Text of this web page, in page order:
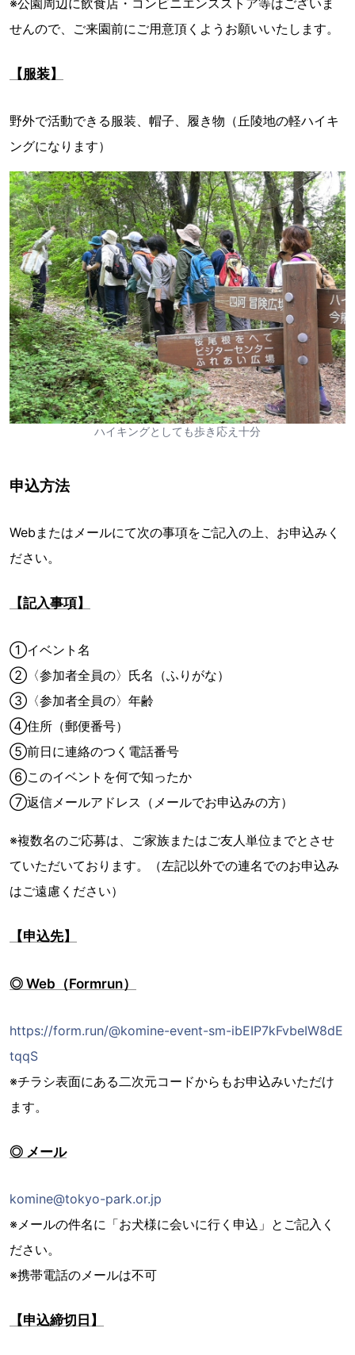
せんので、ご来園前にご用意頂くようお願いいたします。
【服装】
野外で活動できる服装、帽子、履き物（丘陵地の軽ハイキ
ングになります）
ハイキングとしても歩き応え十分
申込方法
Webまたはメールにて次の事項をご記入の上、お申込みく
ださい。
【記入事項】
①イベント名
②〈参加者全員の〉氏名（ふりがな）
③〈参加者全員の〉年齢
④住所（郵便番号）
⑤前日に連絡のつく電話番号
⑥このイベントを何で知ったか
⑦返信メールアドレス（メールでお申込みの方）
※複数名のご応募は、ご家族またはご友人単位までとさせ
ていただいております。（左記以外での連名でのお申込み
はご遠慮ください）
【申込先】
◎ Web（Formrun）
https://form.run/@komine-event-sm-ibEIP7kFvbeIW8dE
tqqS
※チラシ表面にある二次元コードからもお申込みいただけ
ます。
◎ メール
komine@tokyo-park.or.jp
※メールの件名に「お犬様に会いに行く申込」とご記入く
ださい。
※携帯電話のメールは不可
【申込締切日】